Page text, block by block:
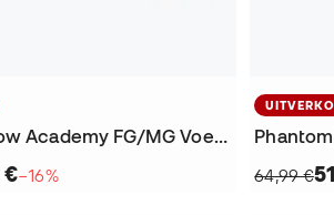
Phantom 6 Low Academy FG/MG Voetbalschoenen
€−16%
64,99 €